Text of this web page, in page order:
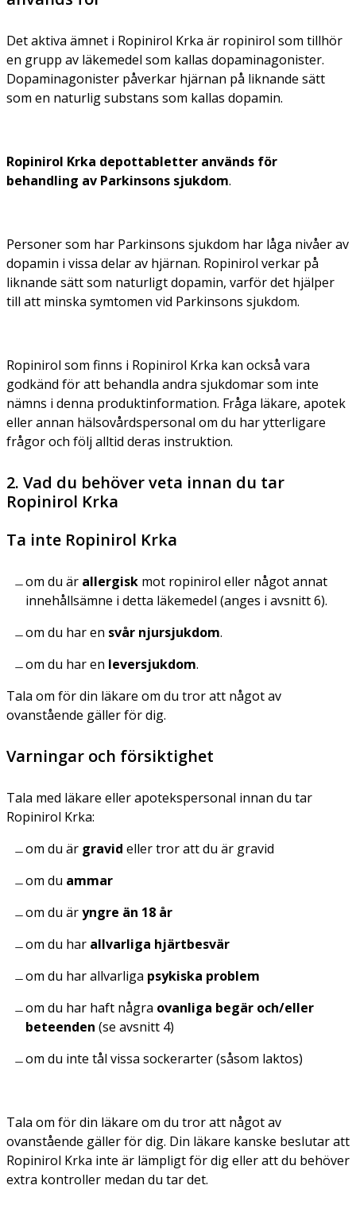
Det aktiva ämnet i Ropinirol Krka är ropinirol som tillhör
en grupp av läkemedel som kallas dopaminagonister.
Dopaminagonister påverkar hjärnan på liknande sätt
som en naturlig substans som kallas dopamin.
Ropinirol Krka depottabletter används för
behandling av Parkinsons sjukdom.
Personer som har Parkinsons sjukdom har låga nivåer av
dopamin i vissa delar av hjärnan. Ropinirol verkar på
liknande sätt som naturligt dopamin, varför det hjälper
till att minska symtomen vid Parkinsons sjukdom.
Ropinirol som finns i Ropinirol Krka kan också vara
godkänd för att behandla andra sjukdomar som inte
nämns i denna produktinformation. Fråga läkare, apotek
eller annan hälsovårdspersonal om du har ytterligare
frågor och följ alltid deras instruktion.
2. Vad du behöver veta innan du tar
Ropinirol Krka
Ta inte Ropinirol Krka
om du är allergisk mot ropinirol eller något annat
innehållsämne i detta läkemedel (anges i avsnitt 6).
om du har en svår njursjukdom.
om du har en leversjukdom.
Tala om för din läkare om du tror att något av
ovanstående gäller för dig.
Varningar och försiktighet
Tala med läkare eller apotekspersonal innan du tar
Ropinirol Krka:
om du är gravid eller tror att du är gravid
om du ammar
om du äryngre än 18 år
om du har allvarliga hjärtbesvär
om du har allvarliga psykiska problem
om du har haft några ovanliga begär och/eller
beteenden (se avsnitt 4)
om du inte tål vissa sockerarter (såsom laktos)
Tala om för din läkare om du tror att något av
ovanstående gäller för dig. Din läkare kanske beslutar att
Ropinirol Krka inte är lämpligt för dig eller att du behöver
extra kontroller medan du tar det.